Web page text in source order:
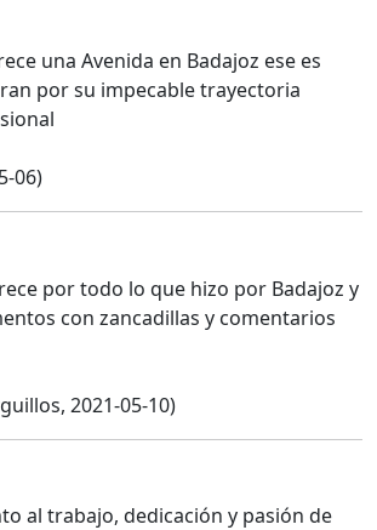
una Avenida en Badajoz ese es
por su impecable trayectoria
06)
por todo lo que hizo por Badajoz y
con zancadillas y comentarios
2021-05-10)
al trabajo, dedicación y pasión de